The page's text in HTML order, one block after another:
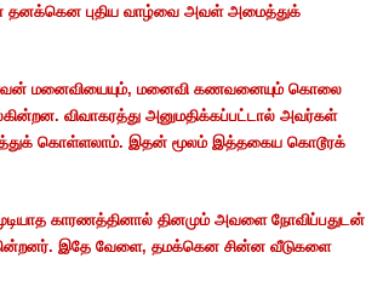
தனக்கென புதிய வாழ்வை அவள் அமைத்துக்
மனைவியையும், மனைவி கணவனையும் கொலை
விவாகரத்து அனுமதிக்கப்பட்டால் அவர்கள்
கொள்ளலாம். இதன் மூலம் இத்தகைய கொடூரக்
காரணத்தினால் தினமும் அவளை நோவிப்பதுடன்
இதே வேளை, தமக்கென சின்ன வீடுகளை